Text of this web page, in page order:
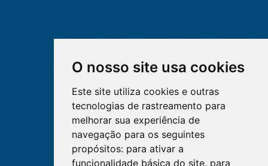
O nosso site usa cookies
Este site utiliza cookies e outras
tecnologias de rastreamento para
melhorar sua experiência de
navegação para os seguintes
propósitos: para ativar a
funcionalidade básica do site, para